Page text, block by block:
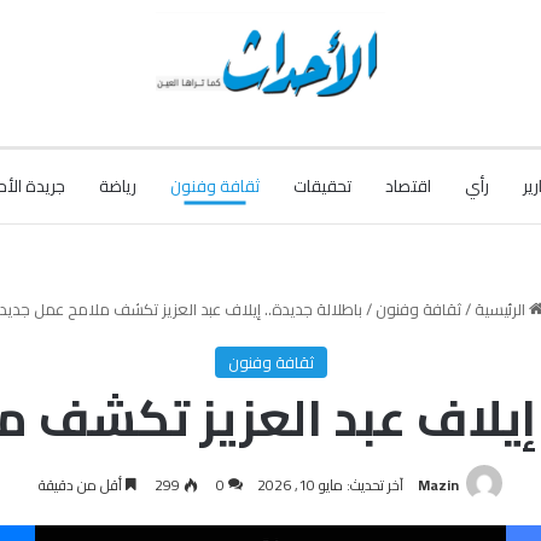
رأي اقتصاد تحقيقات ثقافة وفنون رياضة جريدة
الرئيسية/ثقافة وفنون/باطلالة جديدة.. إيلاف عبد العزيز تكشف ملامح عمل جديد
ثقافة وفنون
إيلاف عبد العزيز
Mazin آخر تحديث: مايو 10, 2026 0
299 أقل من دقيقة
فيسبوك ‫X